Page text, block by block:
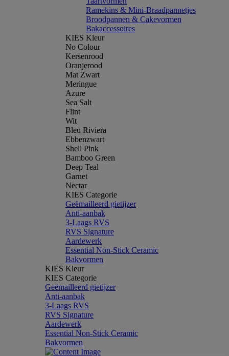
Ramekins & Mini-Braadpannetjes
Broodpannen & Cakevormen
Bakaccessoires
KIES Kleur
No Colour
Kersenrood
Oranjerood
Mat Zwart
Meringue
Azure
Sea Salt
Flint
Wit
Bleu Riviera
Ebbenzwart
Shell Pink
Bamboo Green
Deep Teal
Garnet
Nectar
KIES Categorie
Geëmailleerd gietijzer
Anti-aanbak
3-Laags RVS
RVS Signature
Aardewerk
Essential Non-Stick Ceramic
Bakvormen
KIES Kleur
KIES Categorie
Geëmailleerd gietijzer
Anti-aanbak
3-Laags RVS
RVS Signature
Aardewerk
Essential Non-Stick Ceramic
Bakvormen